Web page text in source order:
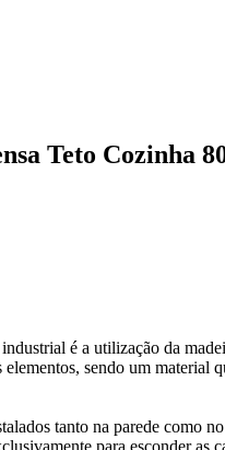
Teto Cozinha
é a utilização da
sendo um
tanto na parede como